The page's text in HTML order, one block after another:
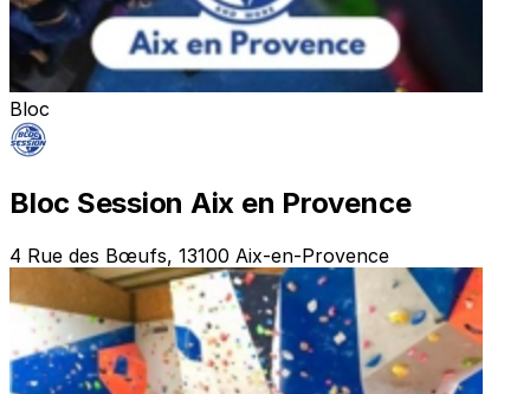
Bloc
Bloc Session Aix en Provence
4 Rue des Bœufs, 13100 Aix-en-Provence